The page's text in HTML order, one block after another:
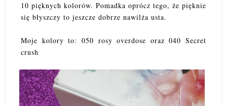
10 pięknych kolorów. Pomadka oprócz tego, że pięknie
się błyszczy to jeszcze dobrze nawilża usta.
Moje kolory to: 050 rosy overdose oraz 040 Secret
crush